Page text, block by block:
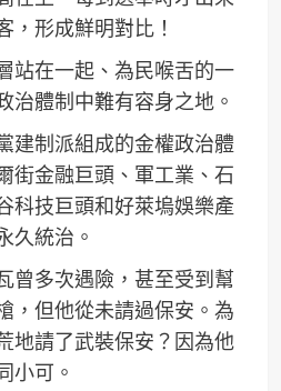
，形成鮮明對比！
站在一起、為民喉舌的一
治體制中難有容身之地。
建制派組成的金權政治體
街金融巨頭、軍工業、石
科技巨頭和好萊塢娛樂產
久統治。
曾多次遇險，甚至受到幫
，但他從未請過保安。為
地請了武裝保安？因為他
小可。